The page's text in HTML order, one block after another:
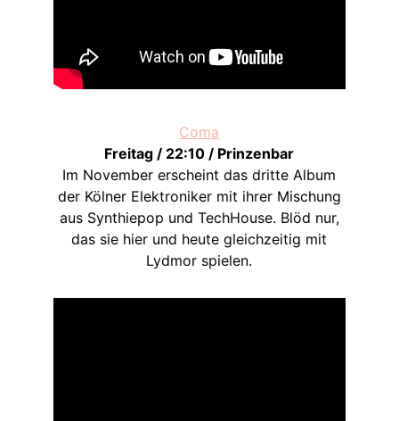
Coma
Freitag / 22:10 / Prinzenbar
Im November erscheint das dritte Album
der Kölner Elektroniker mit ihrer Mischung
aus Synthiepop und TechHouse. Blöd nur,
das sie hier und heute gleichzeitig mit
Lydmor spielen.